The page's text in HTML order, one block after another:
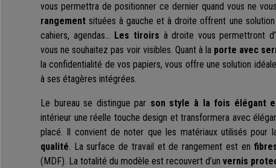
vous permettra de positionner ce dernier quand vous ne
rangement situées à gauche et à droite offrent une
cahiers, agendas… Les tiroirs à droite vous permettront
vous ne souhaitez pas voir visibles. Quant à la porte avec
la confidentialité de vos papiers, vous offre une solution
à ses étagères intégrées.
Le bureau se distingue par son style à la fois élégant
intérieur une réelle touche design et transformera avec
placé. Il convient de noter que les matériaux utilisés pour
qualité. La surface de travail et de rangement est en
(MDF). La totalité du modèle est recouvert d’un vernis